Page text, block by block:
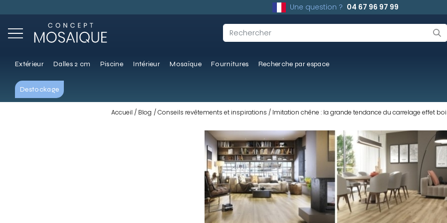
Une question ? 04 67 96 97 99
Extérieur Dalles 2 cm Piscine Intérieur Mosaïque Fournitures Recherche par espace
Destockage
Accueil Blog Conseils revêtements et inspirations Imitation chêne : la grande tendance du carrelage effet